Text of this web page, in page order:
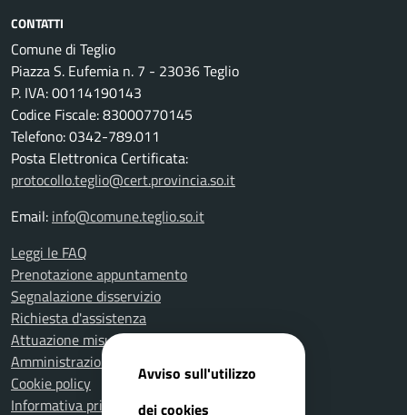
CONTATTI
Comune di Teglio
Piazza S. Eufemia n. 7 - 23036 Teglio
P. IVA: 00114190143
Codice Fiscale: 83000770145
Telefono: 0342-789.011
Posta Elettronica Certificata:
protocollo.teglio@cert.provincia.so.it
Email: info@comune.teglio.so.it
Leggi le FAQ
Prenotazione appuntamento
Segnalazione disservizio
Richiesta d'assistenza
Attuazione misure PNRR
Amministrazione trasparente
Cookie policy
Informativa privacy
Avviso sull'utilizzo
dei cookies